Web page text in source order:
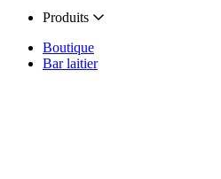
Produits
Boutique
Bar laitier